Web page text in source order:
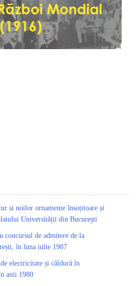
si noilor ornamente însoțitoare și
Universității din București
concursul de admitere de la
în luna iulie 1987
electricitate și căldură în
anii 1980